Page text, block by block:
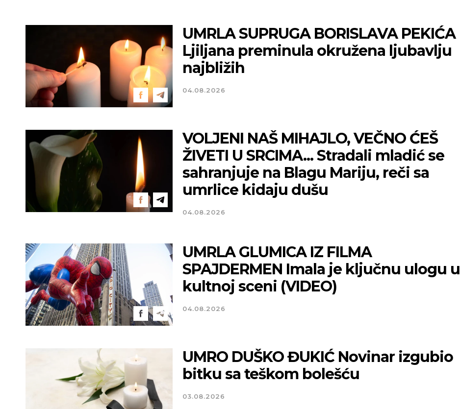
UMRLA SUPRUGA BORISLAVA PEKIĆA
Ljiljana preminula okružena ljubavlju
najbližih
04.08.2026
VOLJENI NAŠ MIHAJLO, VEČNO ĆEŠ
ŽIVETI U SRCIMA... Stradali mladić se
sahranjuje na Blagu Mariju, reči sa
umrlice kidaju dušu
04.08.2026
UMRLA GLUMICA IZ FILMA
SPAJDERMEN Imala je ključnu ulogu u
kultnoj sceni (VIDEO)
04.08.2026
UMRO DUŠKO ĐUKIĆ Novinar izgubio
bitku sa teškom bolešću
03.08.2026